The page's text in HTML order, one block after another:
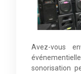
Avez-vous
sonorisation